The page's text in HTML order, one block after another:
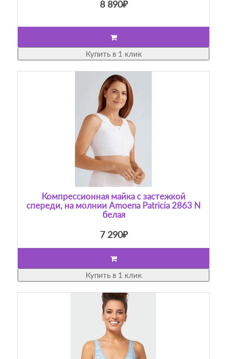
8 890₽
Купить в 1 клик
Компрессионная майка с застежкой
спереди, на молнии Amoena Patricia 2863 N
белая
7 290₽
Купить в 1 клик